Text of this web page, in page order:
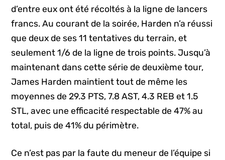
d’entre eux ont été récoltés à la ligne de lancers
francs. Au courant de la soirée, Harden n’a réussi
que deux de ses 11 tentatives du terrain, et
seulement 1/6 de la ligne de trois points. Jusqu’à
maintenant dans cette série de deuxième tour,
James Harden maintient tout de même les
moyennes de 29.3 PTS, 7.8 AST, 4.3 REB et 1.5
STL, avec une efficacité respectable de 47% au
total, puis de 41% du périmètre.
Ce n’est pas par la faute du meneur de l’équipe si